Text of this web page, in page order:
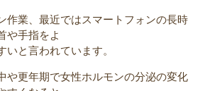
作業、最近ではスマートフォンの長時
や手指をよ
いと言われています。
や更年期で女性ホルモンの分泌の変化